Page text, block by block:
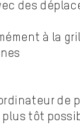
des
à la
de
plus tôt